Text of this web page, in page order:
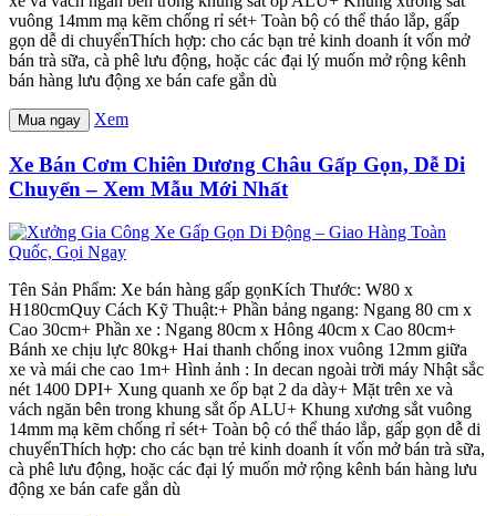
vuông 14mm mạ kẽm chống rỉ sét+ Toàn bộ có thể tháo lắp, gấp
gọn dễ di chuyểnThích hợp: cho các bạn trẻ kinh doanh ít vốn mở
bán trà sữa, cà phê lưu động, hoặc các đại lý muốn mở rộng kênh
bán hàng lưu động xe bán cafe gắn dù
Mua ngay Xem
Xe Bán Cơm Chiên Dương Châu Gấp Gọn, Dễ Di
Chuyển – Xem Mẫu Mới Nhất
Tên Sản Phẩm: Xe bán hàng gấp gọnKích Thước: W80 x
H180cmQuy Cách Kỹ Thuật:+ Phần bảng ngang: Ngang 80 cm x
Cao 30cm+ Phần xe : Ngang 80cm x Hông 40cm x Cao 80cm+
Bánh xe chịu lực 80kg+ Hai thanh chống inox vuông 12mm giữa
xe và mái che cao 1m+ Hình ảnh : In decan ngoài trời máy Nhật sắc
nét 1400 DPI+ Xung quanh xe ốp bạt 2 da dày+ Mặt trên xe và
vách ngăn bên trong khung sắt ốp ALU+ Khung xương sắt vuông
14mm mạ kẽm chống rỉ sét+ Toàn bộ có thể tháo lắp, gấp gọn dễ di
chuyểnThích hợp: cho các bạn trẻ kinh doanh ít vốn mở bán trà sữa,
cà phê lưu động, hoặc các đại lý muốn mở rộng kênh bán hàng lưu
động xe bán cafe gắn dù